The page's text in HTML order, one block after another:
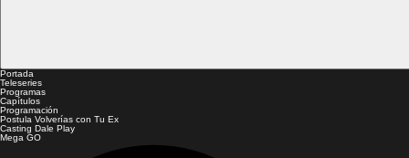
Portada
Teleseries
Programas
Capítulos
Programación
Postula Volverías con Tu Ex
Casting Dale Play
Mega GO